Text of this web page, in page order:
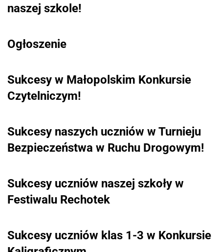
naszej szkole!
Ogłoszenie
Sukcesy w Małopolskim Konkursie
Czytelniczym!
Sukcesy naszych uczniów w Turnieju
Bezpieczeństwa w Ruchu Drogowym!
Sukcesy uczniów naszej szkoły w
Festiwalu Rechotek
Sukcesy uczniów klas 1-3 w Konkursie